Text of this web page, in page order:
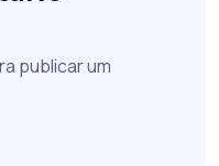
publicar um